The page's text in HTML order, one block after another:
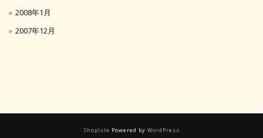
2008年1月
2007年12月
ShopIsle Powered by WordPress